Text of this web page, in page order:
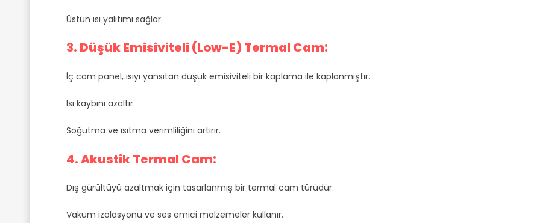
Üstün ısı yalıtımı sağlar.
3. Düşük Emisiviteli (Low-E) Termal Cam:
İç cam panel, ısıyı yansıtan düşük emisiviteli bir kaplama ile kaplanmıştır.
Isı kaybını azaltır.
Soğutma ve ısıtma verimliliğini artırır.
4. Akustik Termal Cam:
Dış gürültüyü azaltmak için tasarlanmış bir termal cam türüdür.
Vakum izolasyonu ve ses emici malzemeler kullanır.